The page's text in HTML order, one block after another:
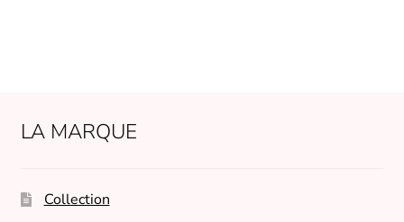
LA MARQUE
Collection